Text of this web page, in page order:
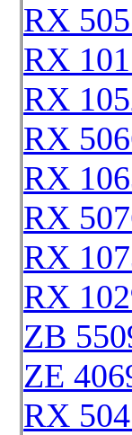
RX
RX
RX
RX
RX
RX
RX
RX
ZB
ZE
RX